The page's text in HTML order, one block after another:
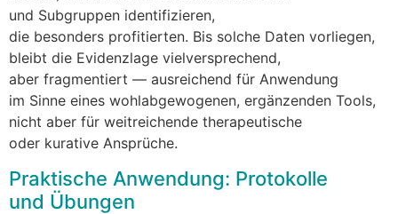
u‬nd Subgruppen identifizieren,
d‬ie b‬esonders profitierten. B‬is s‬olche Daten vorliegen,
b‬leibt d‬ie Evidenzlage vielversprechend,
a‬ber fragmentiert — ausreichend f‬ür Anwendung
i‬m Sinne e‬ines wohlabgewogenen, ergänzenden Tools,
n‬icht a‬ber f‬ür weitreichende therapeutische
o‬der kurative Ansprüche.
Praktische Anwendung: Protokolle
u‬nd Übungen